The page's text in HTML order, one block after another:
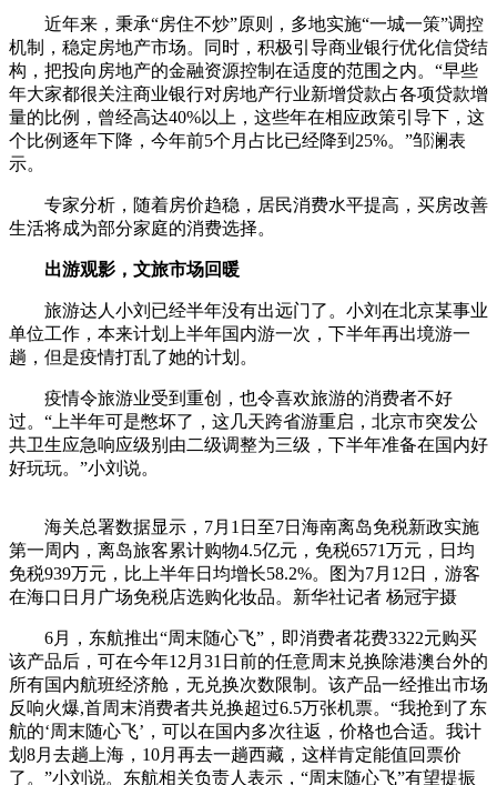
近年来，秉承“房住不炒”原则，多地实施“一城一策”调控
机制，稳定房地产市场。同时，积极引导商业银行优化信贷结
构，把投向房地产的金融资源控制在适度的范围之内。“早些
年大家都很关注商业银行对房地产行业新增贷款占各项贷款增
量的比例，曾经高达40%以上，这些年在相应政策引导下，这
个比例逐年下降，今年前5个月占比已经降到25%。”邹澜表
示。
专家分析，随着房价趋稳，居民消费水平提高，买房改善
生活将成为部分家庭的消费选择。
出游观影，文旅市场回暖
旅游达人小刘已经半年没有出远门了。小刘在北京某事业
单位工作，本来计划上半年国内游一次，下半年再出境游一
趟，但是疫情打乱了她的计划。
疫情令旅游业受到重创，也令喜欢旅游的消费者不好
过。“上半年可是憋坏了，这几天跨省游重启，北京市突发公
共卫生应急响应级别由二级调整为三级，下半年准备在国内好
好玩玩。”小刘说。
海关总署数据显示，7月1日至7日海南离岛免税新政实施
第一周内，离岛旅客累计购物4.5亿元，免税6571万元，日均
免税939万元，比上半年日均增长58.2%。图为7月12日，游客
在海口日月广场免税店选购化妆品。新华社记者 杨冠宇摄
6月，东航推出“周末随心飞”，即消费者花费3322元购买
该产品后，可在今年12月31日前的任意周末兑换除港澳台外的
所有国内航班经济舱，无兑换次数限制。该产品一经推出市场
反响火爆,首周末消费者共兑换超过6.5万张机票。“我抢到了东
航的‘周末随心飞’，可以在国内多次往返，价格也合适。我计
划8月去趟上海，10月再去一趟西藏，这样肯定能值回票价
了。”小刘说。东航相关负责人表示，“周末随心飞”有望提振